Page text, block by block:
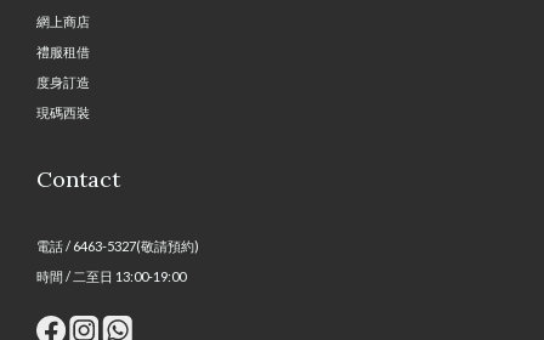
網上商店
禮服租借
度身訂造
現碼西裝
Contact
電話 / 6463-5327(敬請預約)
時間 / 二至日 13:00-19:00